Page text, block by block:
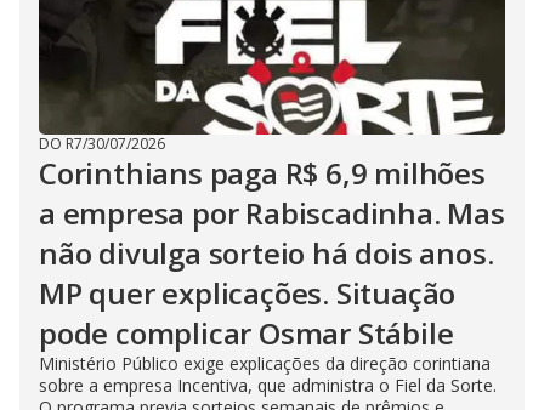
DO R7/30/07/2026
Corinthians paga R$ 6,9 milhões
a empresa por Rabiscadinha. Mas
não divulga sorteio há dois anos.
MP quer explicações. Situação
pode complicar Osmar Stábile
Ministério Público exige explicações da direção corintiana
sobre a empresa Incentiva, que administra o Fiel da Sorte.